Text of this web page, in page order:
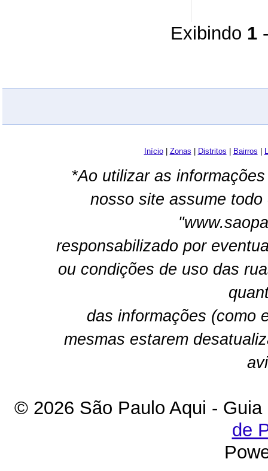
Exibindo 1
Início| Zonas Distritos Bairros
*Ao utilizar as
nosso site assume
responsabilizado por
ou condições de uso das
das informações (como
mesmas estarem
© 2026 São Paulo Aqui -
de